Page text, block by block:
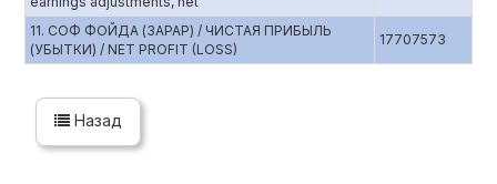
11. СОФ ФОЙДА (ЗАРАР) / ЧИСТАЯ ПРИБЫЛЬ
(УБЫТКИ) / NET PROFIT (LOSS)
17707573
Назад